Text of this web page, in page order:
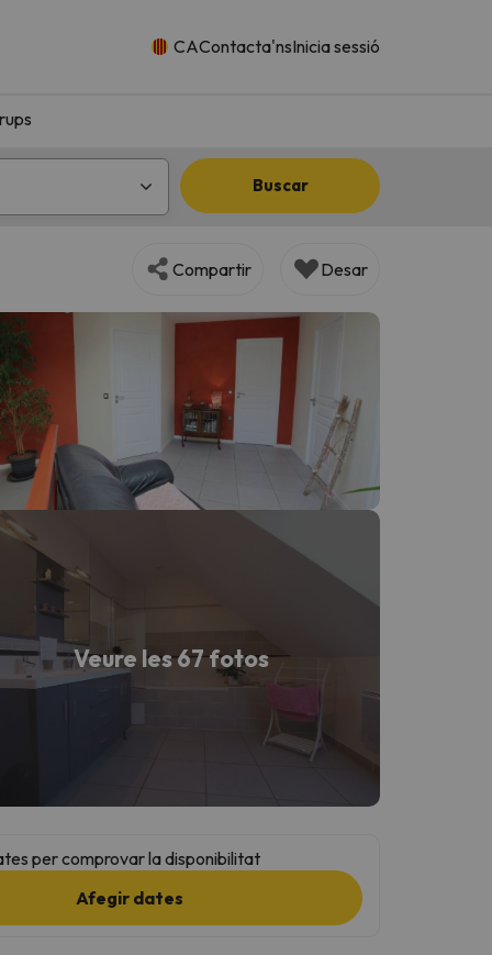
CAContacta'nsInicia sessió
Buscar
Compartir Desar
Veure les 67 fotos
per comprovar la disponibilitat
Afegir dates